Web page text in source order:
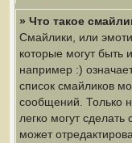
» Что такое
Смайлики, или
которые могут быть
например :)
список смайликов
сообщений. Только
легко могут
может